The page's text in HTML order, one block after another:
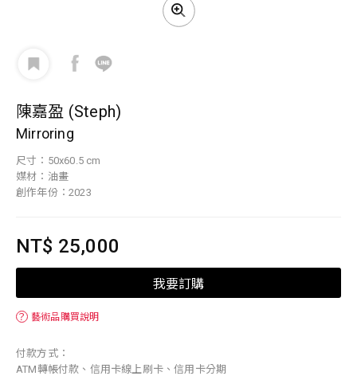
陳嘉盈 (Steph)
Mirroring
尺寸：50x60.5 cm
媒材：油畫
創作年份：2023
NT$ 25,000
我要訂購
？ 藝術品購買說明
付款方式：
ATM轉帳付款、信用卡線上刷卡、信用卡分期